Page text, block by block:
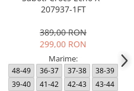
207937-1FT
389,00 RON
299,00 RON
Marime:
48-49 36-37 37-38
38-39
39-40
41-42 42-43
43-44